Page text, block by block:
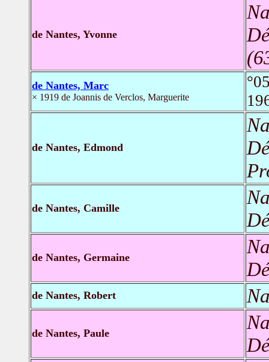
de Nantes, Yvonne
de Nantes, Marc
× 1919 de Joannis de Verclos, Marguerite
de Nantes, Edmond
de Nantes, Camille
de Nantes, Germaine
de Nantes, Robert
de Nantes, Paule